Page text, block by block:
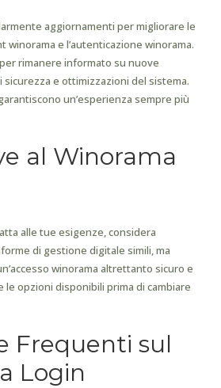
aggiornamenti per migliorare le
winorama e l’autenticazione winorama.
rimanere informato su nuove
e ottimizzazioni del sistema.
un’esperienza sempre più
al Winorama
alle tue esigenze, considera
di gestione digitale simili, ma
winorama altrettanto sicuro e
le opzioni disponibili prima di cambiare
Frequenti sul
Login